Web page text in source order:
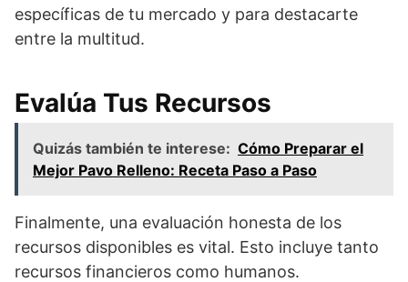
específicas de tu mercado y para destacarte
entre la multitud.
Evalúa Tus Recursos
Quizás también te interese: Cómo Preparar el
Mejor Pavo Relleno: Receta Paso a Paso
Finalmente, una evaluación honesta de los
recursos disponibles es vital. Esto incluye tanto
recursos financieros como humanos.